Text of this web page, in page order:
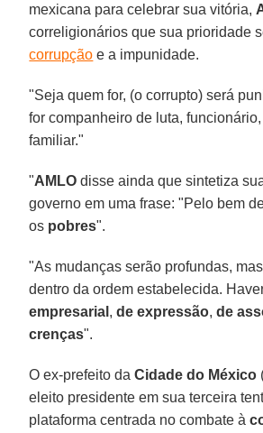
mexicana para celebrar sua vitória,
correligionários que sua prioridade
corrupção e a impunidade.
"Seja quem for, (o corrupto) será
for companheiro de luta,
familiar."
"AMLO disse ainda que sintetiza
governo em uma frase: "Pelo bem
os pobres".
"As mudanças serão profundas,
dentro da ordem estabelecida.
empresarial ,de expressão, de
crenças".
O ex-prefeito daCidade do México
eleito presidente em sua terceira
plataforma centrada no combate à